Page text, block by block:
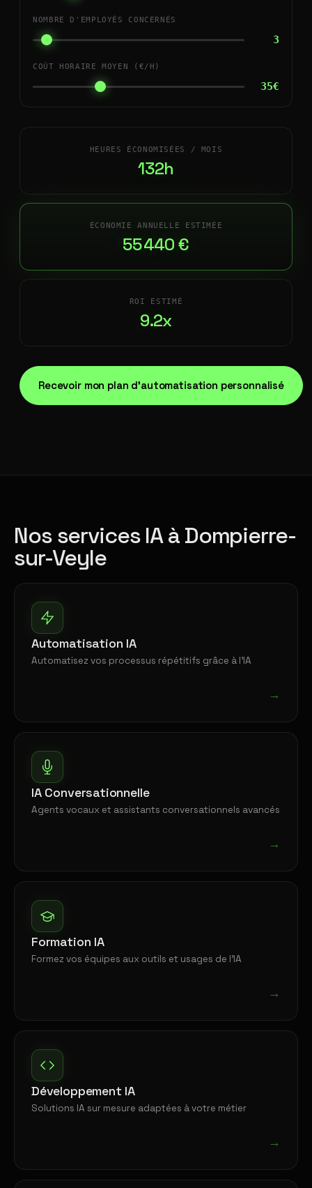
NOMBRE D'EMPLOYÉS CONCERNÉS
3
COÛT HORAIRE MOYEN (€/H)
35€
HEURES ÉCONOMISÉES / MOIS
132h
ÉCONOMIE ANNUELLE ESTIMÉE
55 440 €
ROI ESTIMÉ
9.2x
Recevoir mon plan d'automatisation personnalisé
Nos services IA à Dompierre-
sur-Veyle
Automatisation IA
Automatisez vos processus répétitifs grâce à l'IA
→
IA Conversationnelle
Agents vocaux et assistants conversationnels avancés
→
Formation IA
Formez vos équipes aux outils et usages de l'IA
→
Développement IA
Solutions IA sur mesure adaptées à votre métier
→